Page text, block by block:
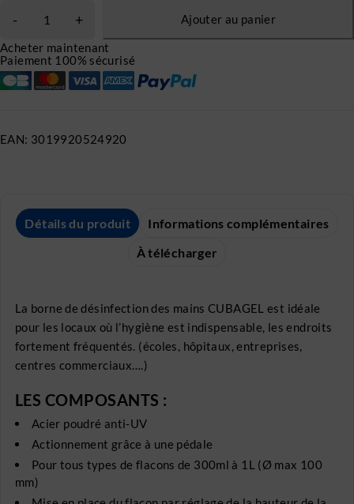
Ajouter au panier
Acheter maintenant
Paiement 100% sécurisé
EAN: 3019920524920
Détails du produit
Informations complémentaires
À télécharger
La borne de désinfection des mains CUBAGEL est idéale
pour les locaux où l’hygiène est indispensable, les endroits
fortement fréquentés. (écoles, hôpitaux, entreprises,
centres commerciaux….)
LES COMPOSANTS :
Acier poudré anti-UV
Actionnement grâce à une pédale
Pour tous types de flacons de 300ml à 1L (Ø max 100
mm)